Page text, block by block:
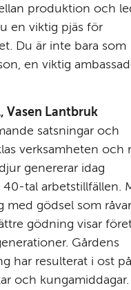
produktion och
en viktig pjäs för
Du är inte bara som
en viktig
Vasen Lantbruk
satsningar och
verksamheten och
genererar idag
tal arbetstillfällen.
med gödsel som
gödning visar
Gårdens
har resulterat i ost på
och kungamiddagar.